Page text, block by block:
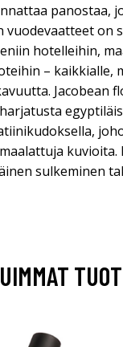
panostaa,
vuodevaatteet on
hotelleihin,
– kaikkialle,
Jacobean
kuvioita.
sulkeminen